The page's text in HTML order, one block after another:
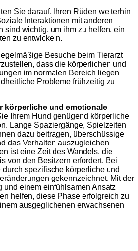
Sie darauf, Ihren Rüden weiterhin
Interaktionen mit anderen
sind wichtig, um ihm zu helfen, ein
zu entwickeln.
Besuche beim Tierarzt
dass die körperlichen und
im normalen Bereich liegen
Probleme frühzeitig zu
körperliche und emotionale
Ihrem Hund genügend körperliche
Lange Spaziergänge, Spielzeiten
dazu beitragen, überschüssige
das Verhalten auszugleichen.
ist eine Zeit des Wandels, die
von den Besitzern erfordert. Bei
spezifische körperliche und
gekennzeichnet. Mit der
und einem einfühlsamen Ansatz
helfen, diese Phase erfolgreich zu
ausgeglichenen erwachsenen